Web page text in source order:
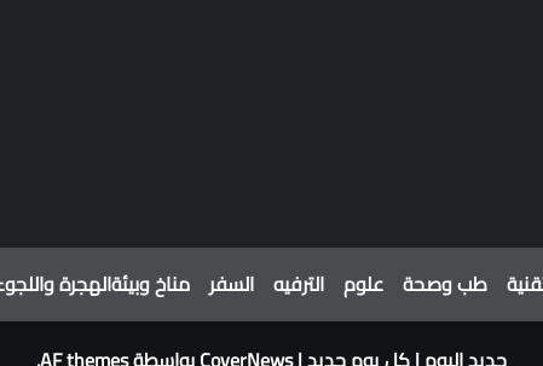
طب وصحة علوم الترفيه السفر مناخ وبيئةالهجرة